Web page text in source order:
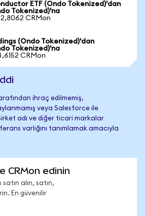
ETF (Ondo Tokenized)'dan
Tokenized)'na
2,8062 CRMon
(Ondo Tokenized)'dan
Tokenized)'na
CRMon
ihraç edilmemiş,
veya Salesforce ile
adı ve diğer ticari markalar
varlığını tanımlamak amacıyla
CRMon edinin
alın, satın,
En güvenilir